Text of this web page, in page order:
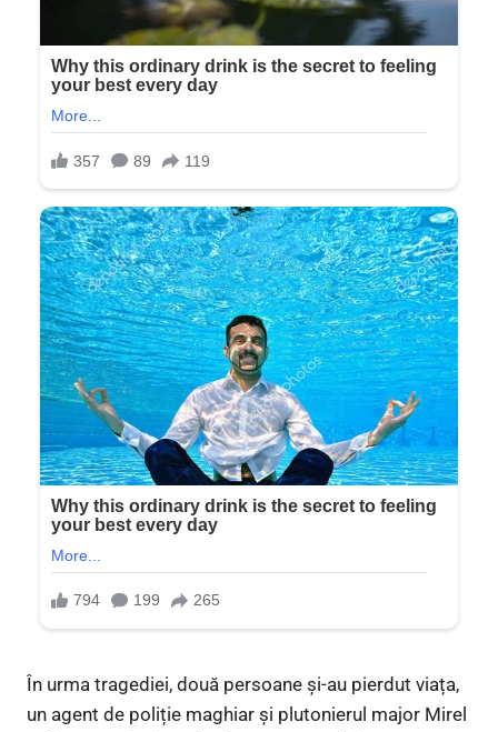
În urma tragediei, două persoane și-au pierdut viața,
un agent de poliție maghiar și plutonierul major Mirel